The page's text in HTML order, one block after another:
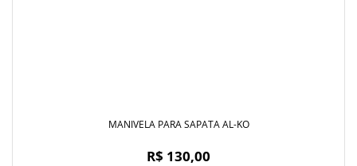
MANIVELA PARA SAPATA AL-KO
R$ 130,00